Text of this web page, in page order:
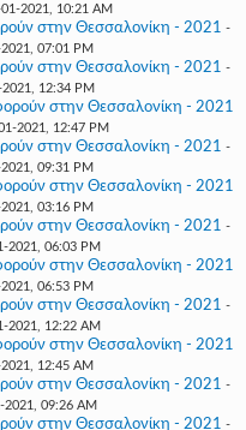
2021, 10:21 AM
στην Θεσσαλονίκη - 2021 -
07:01 PM
στην Θεσσαλονίκη - 2021 -
12:34 PM
στην Θεσσαλονίκη - 2021
2021, 12:47 PM
στην Θεσσαλονίκη - 2021 -
09:31 PM
στην Θεσσαλονίκη - 2021
03:16 PM
στην Θεσσαλονίκη - 2021 -
2021, 06:03 PM
στην Θεσσαλονίκη - 2021
06:53 PM
στην Θεσσαλονίκη - 2021 -
2021, 12:22 AM
στην Θεσσαλονίκη - 2021
12:45 AM
στην Θεσσαλονίκη - 2021 -
09:26 AM
στην Θεσσαλονίκη - 2021 -